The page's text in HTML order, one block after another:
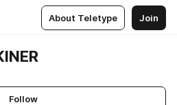
About Teletype Join
Follow